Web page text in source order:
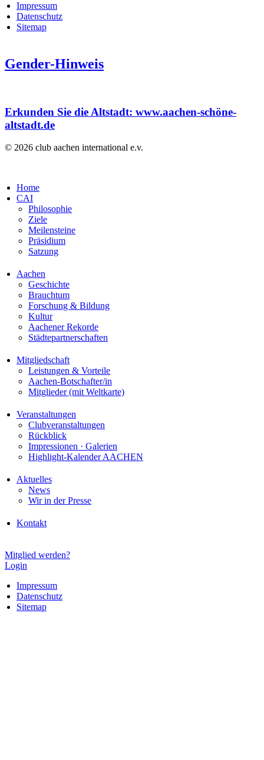
Impressum
Datenschutz
Sitemap
Gender-Hinweis
Erkunden Sie die Altstadt: www.aachen-schöne-
altstadt.de
© 2026 club aachen international e.v.
Home
CAI
Philosophie
Ziele
Meilensteine
Präsidium
Satzung
Aachen
Geschichte
Brauchtum
Forschung & Bildung
Kultur
Aachener Rekorde
Städtepartnerschaften
Mitgliedschaft
Leistungen & Vorteile
Aachen-Botschafter/in
Mitglieder (mit Weltkarte)
Veranstaltungen
Clubveranstaltungen
Rückblick
Impressionen · Galerien
Highlight-Kalender AACHEN
Aktuelles
News
Wir in der Presse
Kontakt
Mitglied werden?
Login
Impressum
Datenschutz
Sitemap